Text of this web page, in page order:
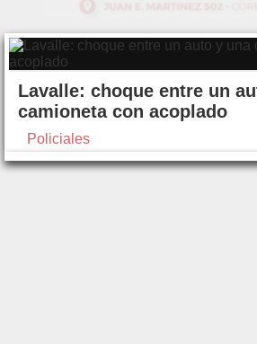
Lavalle: choque entre un
camioneta con acoplado
Policiales